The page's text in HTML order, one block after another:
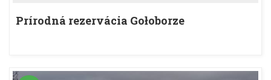
Prírodná rezervácia Gołoborze